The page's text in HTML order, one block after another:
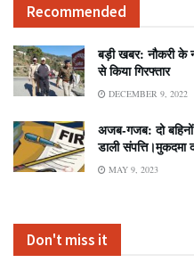
Recommended
बड़ी खबर: नौकरी के
से किया गिरफ्तार
DECEMBER 9, 2022
अजब-गजब: दो
डाली संपत्ति।मुकदमा
MAY 9, 2023
Don't miss it